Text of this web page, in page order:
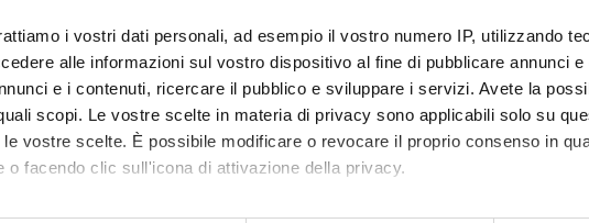
i vostri dati personali, ad esempio il vostro numero IP, utilizzando
alle informazioni sul vostro dispositivo al fine di pubblicare annunci e
e i contenuti, ricercare il pubblico e sviluppare i servizi. Avete la
scopi. Le vostre scelte in materia di privacy sono applicabili solo su
vostre scelte. È possibile modificare o revocare il proprio consenso in
o facendo clic sull'icona di attivazione della privacy.
Orario Lezioni
Crediti